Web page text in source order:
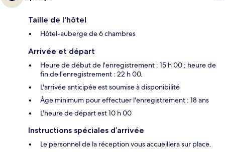
Taille de l'hôtel
Hôtel-auberge de 6 chambres
Arrivée et départ
Heure de début de l'enregistrement : 15 h 00 ; heure de
fin de l'enregistrement : 22 h 00.
L'arrivée anticipée est soumise à disponibilité
Âge minimum pour effectuer l'enregistrement : 18 ans
L'heure de départ est 10 h 00
Instructions spéciales d’arrivée
Le personnel de la réception vous accueillera sur place.